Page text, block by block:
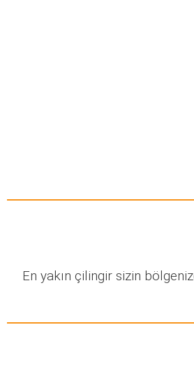
En yakın çilingir sizin